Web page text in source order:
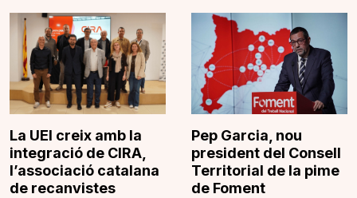
La UEI creix amb la
integració de CIRA,
l’associació catalana
de recanvistes
Pep Garcia, nou
president del Consell
Territorial de la pime
de Foment